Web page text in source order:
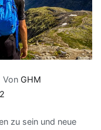
Von GHM
zu sein und neue